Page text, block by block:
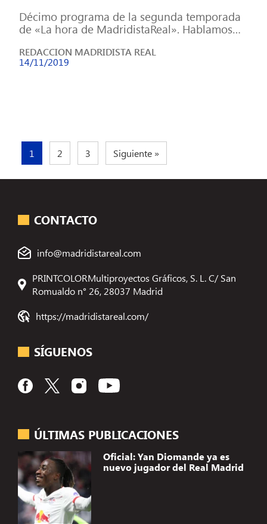
Décimo programa de la segunda temporada
de «La hora de MadridistaReal». Hablamos
REDACCION MADRIDISTA REAL
14/11/2019
1 2 3 Siguiente »
ÚLTIMAS PUBLICACIONES
Oficial: Yan Diomande ya es
nuevo jugador del Real Madrid
CONTACTO
info@madridistareal.com
PRINTCOLORMultiproyectos Gráficos, S. L. C/ San
Romualdo n° 26, 28037 Madrid
https://madridistareal.com/
SÍGUENOS